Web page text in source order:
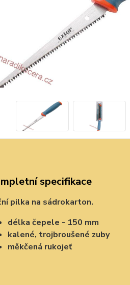
specifikace
pilka na sádrokarton.
délka čepele - 150 mm
kalené, trojbroušené zuby
měkčená rukojeť